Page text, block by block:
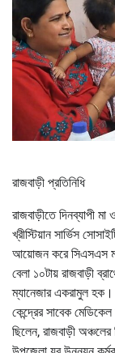
রাজবাড়ী প্রতিনিধি
রাজবাড়ীতে দিনব্যাপী
খ্রীস্টিয়ান সার্ভিস
আয়োজন করে সিএসএস
বেলা ১০টায় রাজবাড়ী
ম্যানেজার একরামুল হক।
কেন্দ্রের সাবেক
ছিলেন, রাজবাড়ী অঞ্চলের